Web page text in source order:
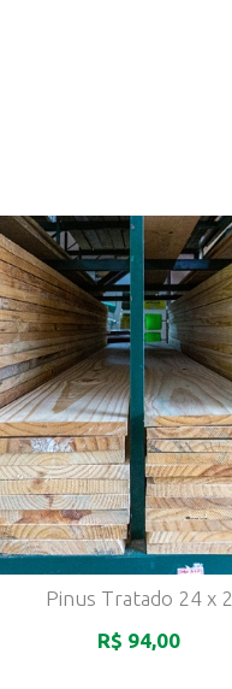
Pinus Tratado 24 x 2
R$ 94,00